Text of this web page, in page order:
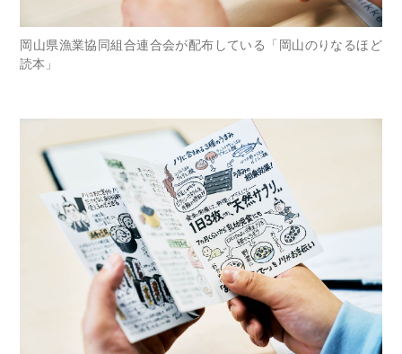
岡山県漁業協同組合連合会が配布している「岡山のりなるほど
読本」